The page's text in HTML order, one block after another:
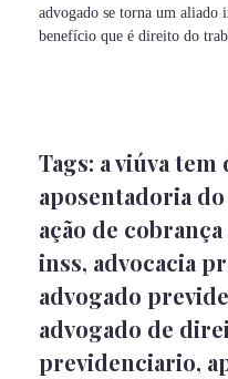
advogado se torna um aliado
benefício que é direito do
Tags: a viúva
aposentadoria
ação de
inss, advocacia
advogado
advogado de
previdenciario,